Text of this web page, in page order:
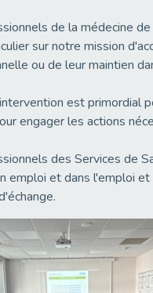
de la médecine
sur notre mission
ou de leur maintien
est primordial
engager les actions
des Services de
emploi et dans l'emploi